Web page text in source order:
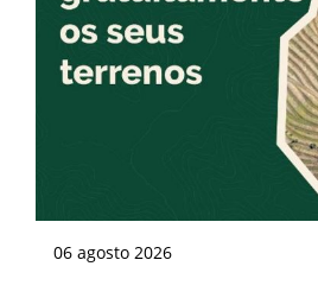
06 agosto 2026